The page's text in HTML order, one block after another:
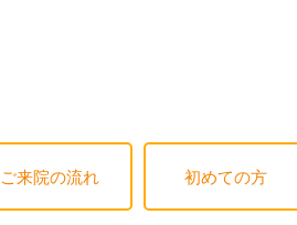
ご来院の流れ 初めての方